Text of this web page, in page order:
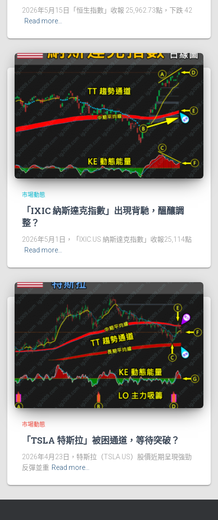
2026年5月15日「恒生指數」收報 25,962.73點，下跌 42
Read more…
市場動態
「IXIC 納斯達克指數」出現背馳，醞釀調
整？
2026年5月1日，「IXIC.US 納斯達克指數」收報25,114點
Read more…
市場動態
「TSLA 特斯拉」被困通道，等待突破？
2026年4月23日，特斯拉（TSLA.US）股價近期呈現強勁
反彈並重 Read more…